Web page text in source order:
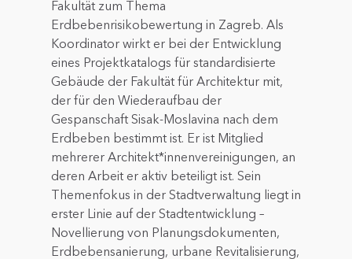
Fakultät zum Thema
Erdbebenrisikobewertung in Zagreb. Als
Koordinator wirkt er bei der Entwicklung
eines Projektkatalogs für standardisierte
Gebäude der Fakultät für Architektur mit,
der für den Wiederaufbau der
Gespanschaft Sisak-Moslavina nach dem
Erdbeben bestimmt ist. Er ist Mitglied
mehrerer Architekt*innenvereinigungen, an
deren Arbeit er aktiv beteiligt ist. Sein
Themenfokus in der Stadtverwaltung liegt in
erster Linie auf der Stadtentwicklung –
Novellierung von Planungsdokumenten,
Erdbebensanierung, urbane Revitalisierung,